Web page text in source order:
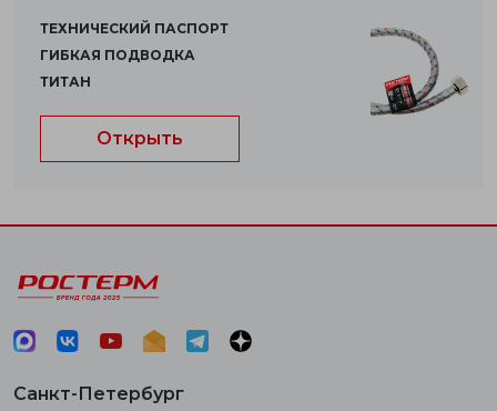
ТЕХНИЧЕСКИЙ ПАСПОРТ
ГИБКАЯ ПОДВОДКА
ТИТАН
Открыть
Санкт-Петербург